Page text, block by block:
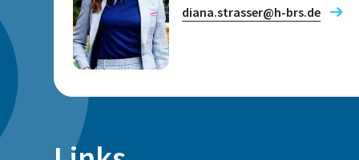
diana.strasser@h-brs.de
Sankt Augustin